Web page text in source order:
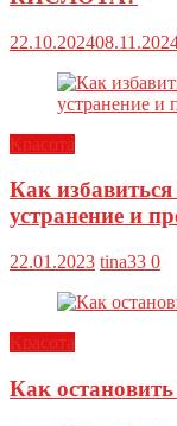
22.10.2024
Красота
Как
устранение и
22.01.2023 tina33 0
Красота
Как